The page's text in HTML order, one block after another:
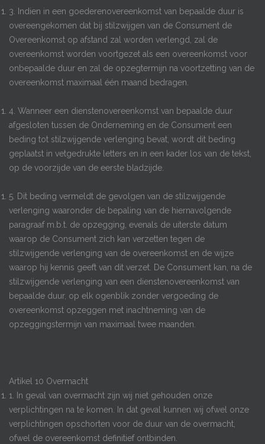
3. Indien in een goederenovereenkomst van bepaalde duur is
overeengekomen dat bij stilzwijgen van de Consument de
Overeenkomst op afstand zal worden verlengd, zal de
overeenkomst worden voortgezet als een overeenkomst voor
onbepaalde duur en zal de opzegtermijn na voortzetting van de
overeenkomst maximaal één maand bedragen.
4. Wanneer een dienstenovereenkomst van bepaalde duur
afgesloten tussen de Onderneming en de Consument een
beding tot stilzwijgende verlenging bevat, wordt dit beding
geplaatst in vetgedrukte letters en in een kader los van de tekst,
op de voorzijde van de eerste bladzijde.
5. Dit beding vermeldt de gevolgen van de stilzwijgende
verlenging waaronder de bepaling van de hiernavolgende
paragraaf m.b.t. de opzegging, evenals de uiterste datum
waarop de Consument zich kan verzetten tegen de
stilzwijgende verlenging van de overeenkomst en de wijze
waarop hij kennis geeft van dit verzet. De Consument kan, na de
stilzwijgende verlenging van een dienstenovereenkomst van
bepaalde duur, op elk ogenblik zonder vergoeding de
overeenkomst opzeggen met inachtneming van de
opzeggingstermijn van maximaal twee maanden.
Artikel 10 Overmacht
1. In geval van overmacht zijn wij niet gehouden onze
verplichtingen na te komen. In dat geval kunnen wij ofwel onze
verplichtingen opschorten voor de duur van de overmacht,
ofwel de overeenkomst definitief ontbinden.